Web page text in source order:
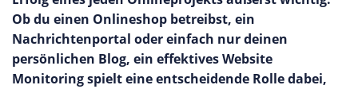
Ob du einen Onlineshop betreibst, ein
Nachrichtenportal oder einfach nur deinen
persönlichen Blog, ein effektives Website
Monitoring spielt eine entscheidende Rolle dabei,